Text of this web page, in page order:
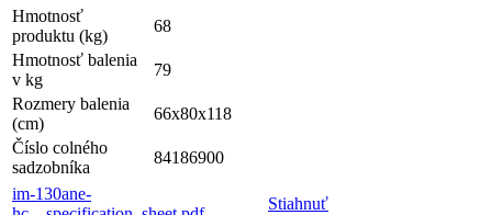
Hmotnosť
produktu (kg)
68
Hmotnosť balenia
v kg
79
Rozmery balenia
(cm)
66x80x118
Číslo colného
sadzobníka
84186900
im-130ane-
Stiahnuť